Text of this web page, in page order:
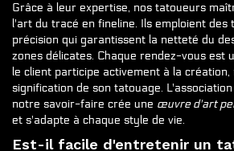
Grâce à leur expertise, nos tatoueurs
l'art du tracé en fineline. Ils emploient des
précision qui garantissent la netteté du
zones délicates. Chaque rendez-vous est
le client participe activement à la
signification de son tatouage.
notre savoir-faire crée une œuvre d'art
et s'adapte à chaque style de vie.
Est-il facile d'entretenir un